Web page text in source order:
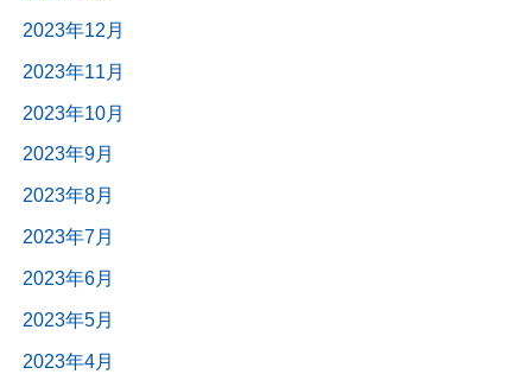
2023年12月
2023年11月
2023年10月
2023年9月
2023年8月
2023年7月
2023年6月
2023年5月
2023年4月